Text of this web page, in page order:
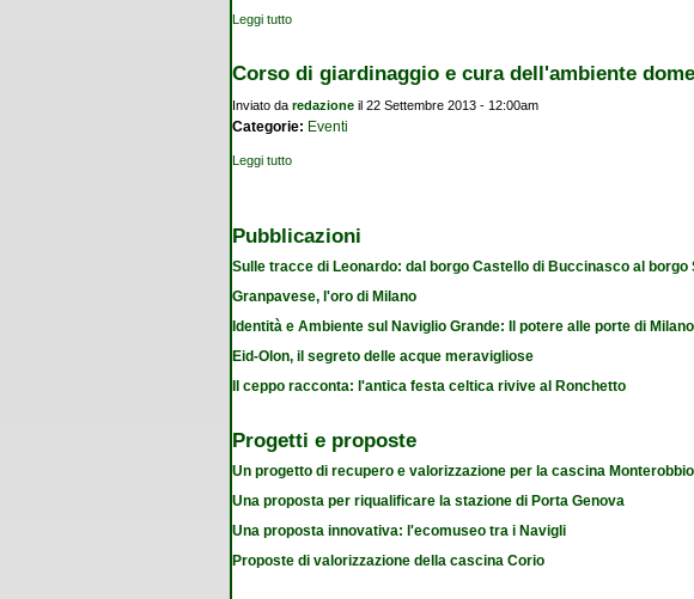
Leggi tutto
Corso di giardinaggio e cura dell'ambiente
Inviato da redazione il 22 Settembre 2013 - 12:00am
Categorie: Eventi
Leggi tutto
Pubblicazioni
Sulle tracce di Leonardo: dal borgo Castello di Buccinasco al borgo
Granpavese, l'oro di Milano
Identità e Ambiente sul Naviglio Grande: Il potere alle porte di Milano
Eid-Olon, il segreto delle acque meravigliose
Il ceppo racconta: l'antica festa celtica rivive al Ronchetto
Progetti e proposte
Un progetto di recupero e valorizzazione per la cascina Monterobbio
Una proposta per riqualificare la stazione di Porta Genova
Una proposta innovativa: l'ecomuseo tra i Navigli
Proposte di valorizzazione della cascina Corio